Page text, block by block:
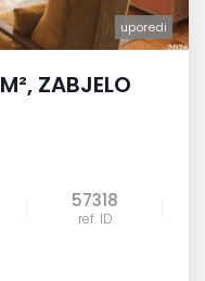
uporedi
ZABJELO
57318
ref. ID